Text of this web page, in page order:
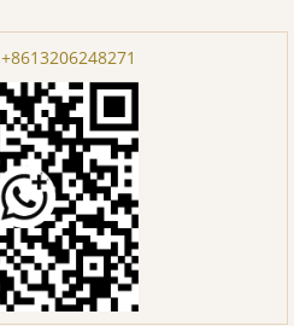
+8613206248271